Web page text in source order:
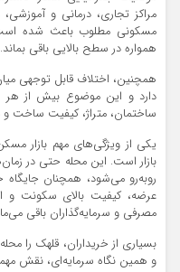
مراکز تجاری، درمانی و
مسکونی مطلوب باعث شده است
همواره در سطح بالایی باقی بماند.
همچنین، اختلاف قابل توجهی
دارد و این موضوع بیش از هر
ساختمان، متراژ، کیفیت ساخت
یکی از ویژگی‌های مهم بازار
بازار است. این محله حتی در
روبه‌رو می‌شود، همچنان
عرضه، کیفیت بالای سکونت و
مصرفی و سرمایه‌گذاران باقی
بسیاری از خریداران، قلهک را
و همین نگاه سرمایه‌ای، نقش